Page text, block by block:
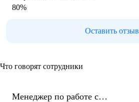
80%
Оставить отзыв
Что говорят сотрудники
Менеджер по работе с